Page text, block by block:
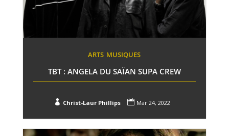
ARTS MUSIQUES
TBT : ANGELA DU SAÏAN SUPA CREW
 Christ-Laur Phillips  Mar 24, 2022